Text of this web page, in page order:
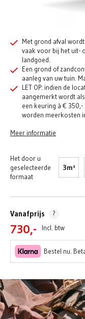
Met grond afval
vaak voor bij het uit-
landgoed.
Een grond of
aanleg van uw tuin.
LET OP: indien de
aangemerkt wordt
een keuring à € 350,-
worden meerkosten
Meer informatie
Het door u
geselecteerde
formaat
3m³
Vanafprijs ?
730,- Incl. btw
Bestel nu.